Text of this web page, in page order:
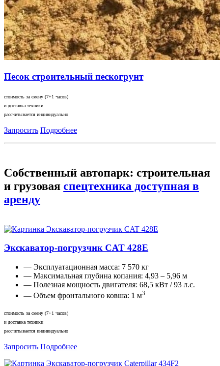
Песок строительный пескогрунт
стоимость за смену (7+1 часов)
и доставка техники
рассчитывается индивидуально
Запросить Подробнее
Собственный автопарк: строительная
и грузовая спецтехника доступная в
аренду
Экскаватор-погрузчик CAT 428E
— Эксплуатационная масса: 7 570 кг
— Максимальная глубина копания: 4,93 – 5,96 м
— Полезная мощность двигателя: 68,5 кВт / 93 л.с.
— Объем фронтального ковша: 1 м3
стоимость за смену (7+1 часов)
и доставка техники
рассчитывается индивидуально
Запросить Подробнее